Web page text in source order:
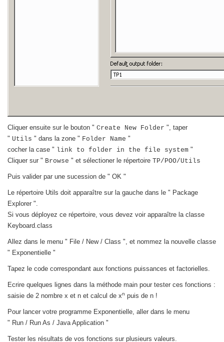
Cliquer ensuite sur le bouton " Create New Folder ", taper
" Utils " dans la zone " Folder Name "
cocher la case " link to folder in the file system "
Cliquer sur " Browse " et sélectioner le répertoire TP/POO/Utils
Puis valider par une sucession de " OK "
Le répertoire Utils doit apparaître sur la gauche dans le " Package
Explorer ".
Si vous déployez ce répertoire, vous devez voir apparaître la classe
Keyboard.class
Allez dans le menu " File / New / Class ", et nommez la nouvelle classe
" Exponentielle "
Tapez le code correspondant aux fonctions puissances et factorielles.
Ecrire quelques lignes dans la méthode main pour tester ces fonctions :
saisie de 2 nombre x et n et calcul de xn puis de n !
Pour lancer votre programme Exponentielle, aller dans le menu
" Run / Run As / Java Application "
Tester les résultats de vos fonctions sur plusieurs valeurs.